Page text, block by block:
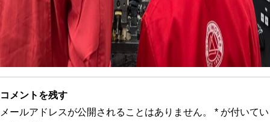
コメントを残す
メールアドレスが公開されることはありません。
* が付いてい